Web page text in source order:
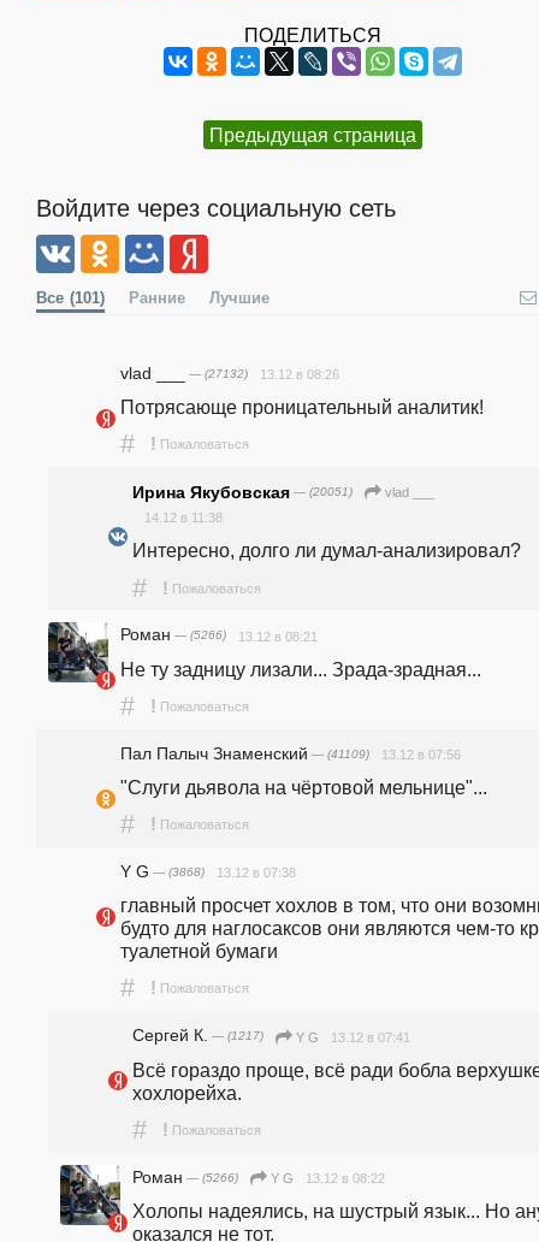
ПОДЕЛИТЬСЯ
Предыдущая страница
Войдите через социальную сеть
Все (101) Ранние Лучшие
vlad ___ — (27132) 13.12 в 08:26
Потрясающе проницательный аналитик!
# ! Пожаловаться
Ирина Якубовская — (20051)
vlad ___
14.12 в 11:38
Интересно, долго ли думал-анализировал?
# ! Пожаловаться
Роман — (5266) 13.12 в 08:21
Не ту задницу лизали... Зрада-зрадная...
# ! Пожаловаться
Пал Палыч Знаменский — (41109) 13.12 в 07:56
"Слуги дьявола на чёртовой мельнице"...
# ! Пожаловаться
Y G — (3868) 13.12 в 07:38
главный просчет хохлов в том, что они
будто для наглосаксов они являются чем-то
туалетной бумаги
# ! Пожаловаться
Сергей К. — (1217) Y G 13.12 в 07:41
Всё гораздо проще, всё ради бобла
хохлорейха.
# ! Пожаловаться
Роман — (5266) Y G 13.12 в 08:22
Холопы надеялись, на шустрый язык... Но
оказался не тот.